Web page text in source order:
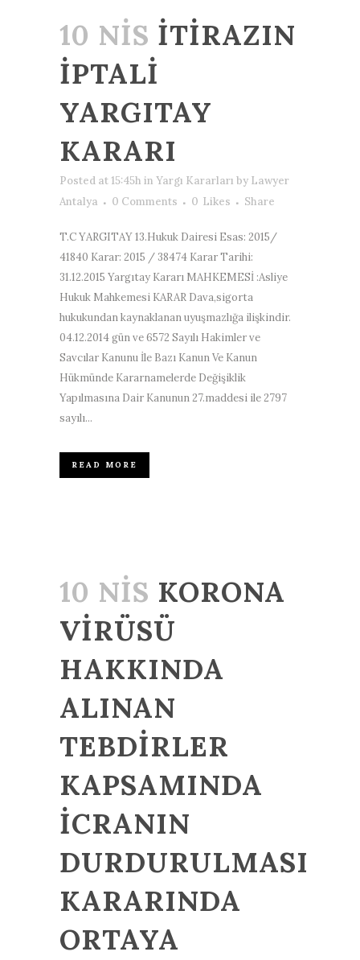
10 NIS İTİRAZIN
İPTALİ
YARGITAY
KARARI
Posted at 15:45h in Yargı Kararları by Lawyer
Antalya
0 Comments 0 Likes Share
T.C YARGITAY 13.Hukuk Dairesi Esas: 2015/
41840 Karar: 2015 / 38474 Karar Tarihi:
31.12.2015 Yargıtay Kararı MAHKEMESİ :Asliye
Hukuk Mahkemesi KARAR Dava,sigorta
hukukundan kaynaklanan uyuşmazlığa ilişkindir.
04.12.2014 gün ve 6572 Sayılı Hakimler ve
Savcılar Kanunu İle Bazı Kanun Ve Kanun
Hükmünde Kararnamelerde Değişiklik
Yapılmasına Dair Kanunun 27.maddesi ile 2797
sayılı...
READ MORE
10 NIS KORONA
VİRÜSÜ
HAKKINDA
ALINAN
TEBDİRLER
KAPSAMINDA
İCRANIN
DURDURULMASI
KARARINDA
ORTAYA